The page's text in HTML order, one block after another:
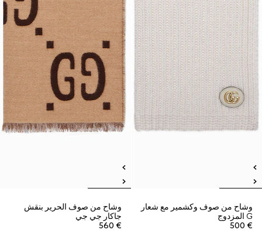
وشاح من صوف وكشمير مع شعار
G المزدوج
€ 500
وشاح من صوف الحرير بنقش
جاكار جي جي
€ 560